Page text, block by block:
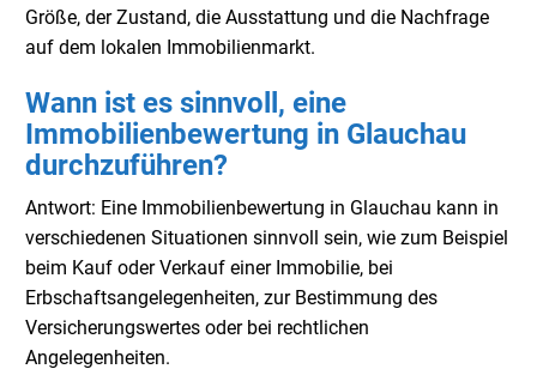
Größe, der Zustand, die Ausstattung und die Nachfrage
auf dem lokalen Immobilienmarkt.
Wann ist es sinnvoll, eine
Immobilienbewertung in Glauchau
durchzuführen?
Antwort: Eine Immobilienbewertung in Glauchau kann in
verschiedenen Situationen sinnvoll sein, wie zum Beispiel
beim Kauf oder Verkauf einer Immobilie, bei
Erbschaftsangelegenheiten, zur Bestimmung des
Versicherungswertes oder bei rechtlichen
Angelegenheiten.